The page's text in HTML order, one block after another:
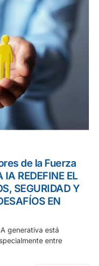
de la Fuerza
REDEFINE EL
SEGURIDAD Y
EN
generativa está
entre